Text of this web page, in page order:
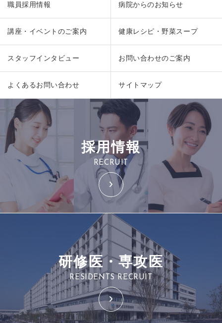
職員採用情報 病院からのお知らせ
講座・イベントのご案内 健康レシピ・野菜スープ
スタッフインタビュー お問い合わせのご案内
よくあるお問い合わせ サイトマップ
採用情報
RECRUIT
研修医・専攻医
RESIDENTS RECRUIT